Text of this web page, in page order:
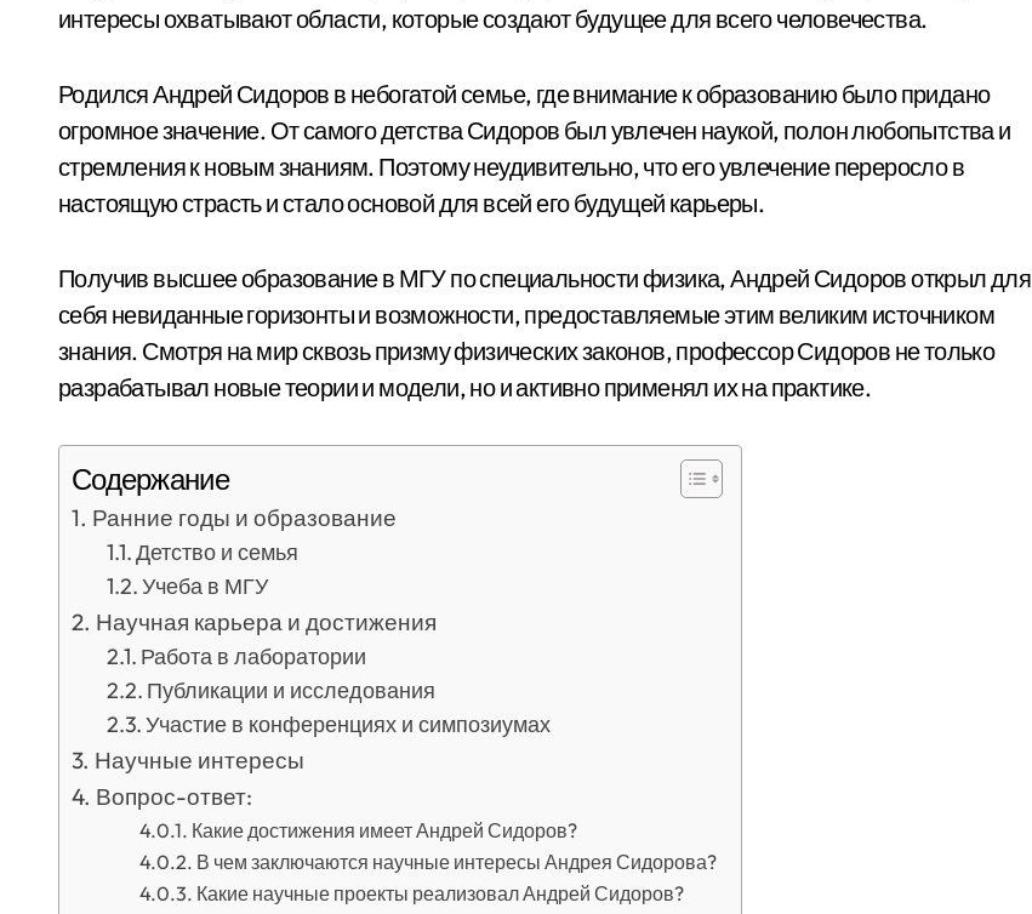
интересы охватывают области, которые создают будущее для всего человечества.
Родился Андрей Сидоров в небогатой семье, где внимание к образованию было придано
огромное значение. От самого детства Сидоров был увлечен наукой, полон любопытства и
стремления к новым знаниям. Поэтому неудивительно, что его увлечение переросло в
настоящую страсть и стало основой для всей его будущей карьеры.
Получив высшее образование в МГУ по специальности физика, Андрей Сидоров открыл для
себя невиданные горизонты и возможности, предоставляемые этим великим источником
знания. Смотря на мир сквозь призму физических законов, профессор Сидоров не только
разрабатывал новые теории и модели, но и активно применял их на практике.
Содержание
Ранние годы и образование
Детство и семья
Учеба в МГУ
Научная карьера и достижения
Работа в лаборатории
Публикации и исследования
Участие в конференциях и симпозиумах
Научные интересы
Вопрос-ответ:
Какие достижения имеет Андрей Сидоров?
В чем заключаются научные интересы Андрея Сидорова?
Какие научные проекты реализовал Андрей Сидоров?